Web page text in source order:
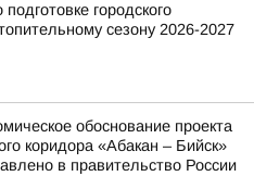
городского
сезону 2026-2027
обоснование проекта
коридора «Абакан – Бийск»
в правительство России